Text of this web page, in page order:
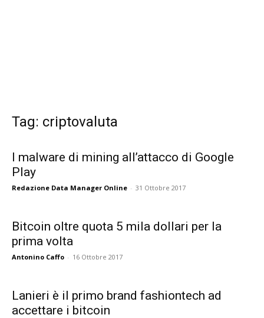
Tag: criptovaluta
I malware di mining all’attacco di Google
Play
Redazione Data Manager Online - 31 Ottobre 2017
Bitcoin oltre quota 5 mila dollari per la
prima volta
Antonino Caffo - 16 Ottobre 2017
Lanieri è il primo brand fashiontech ad
accettare i bitcoin